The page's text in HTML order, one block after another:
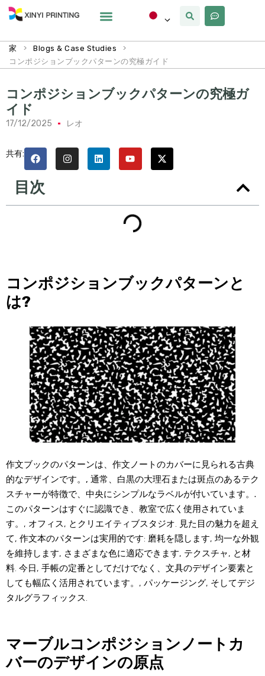
家 > Blogs & Case Studies
>
コンポジションブックパターンの究極ガイド
コンポジションブックパターンの究極ガ
イド
17/12/2025 レオ
共有:
目次
コンポジションブックパターンと
は?
作文ブックのパターンは、作文ノートのカバーに見られる古典
的なデザインです。, 通常、白黒の大理石または斑点のあるテク
スチャーが特徴で、中央にシンプルなラベルが付いています。.
このパターンはすぐに認識でき、教室で広く使用されていま
す。, オフィス, とクリエイティブスタジオ. 見た目の魅力を超え
て, 作文本のパターンは実用的です: 磨耗を隠します, 均一な外観
を維持します, さまざまな色に適応できます, テクスチャ, と材
料. 今日, 手帳の定番としてだけでなく、文具のデザイン要素と
しても幅広く活用されています。, パッケージング, そしてデジ
タルグラフィックス.
マーブルコンポジションノートカ
バーのデザインの原点